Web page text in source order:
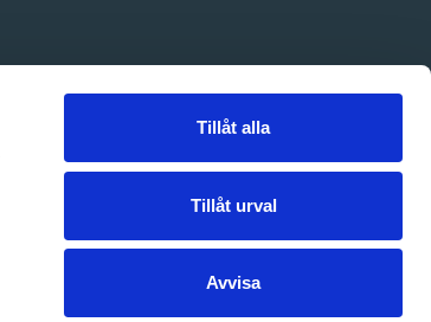
Tillåt alla
Tillåt urval
Avvisa